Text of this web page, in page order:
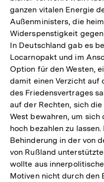
ganzen vitalen Energie
Außenministers, die
Widerspenstigkeit
In Deutschland gab es
Locarnopakt und im
Option für den Westen,
damit einen Verzicht auf
des Friedensvertrages
auf der Rechten, sich
West bewahren, um sich
hoch bezahlen zu
Behinderung in der von
von Rußland
wollte aus
Motiven nicht durch den